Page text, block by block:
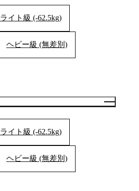
Krush
ライト級 (-62.5kg)
ヘビー級 (無差別)
ライト級 (-62.5kg)
ヘビー級 (無差別)